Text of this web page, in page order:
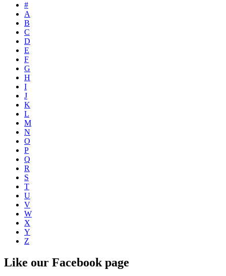
#
A
B
C
D
E
F
G
H
I
J
K
L
M
N
O
P
Q
R
S
T
U
V
W
X
Y
Z
Like our Facebook page